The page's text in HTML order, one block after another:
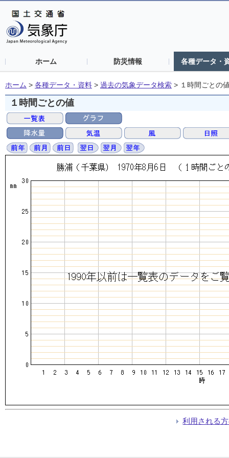
ホーム 防災情報 各種データ・
ホーム > 各種データ・資料 > 過去の気象データ検索 > １時間ごとの
１時間ごとの値
利用される